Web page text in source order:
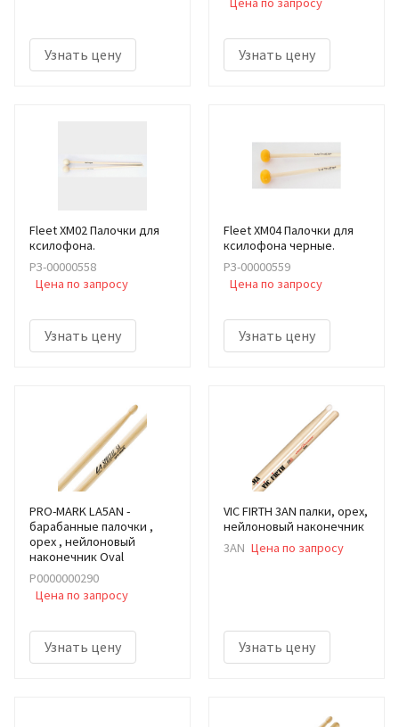
Узнать цену Узнать цену
Fleet XM02 Палочки для
ксилофона.
РЗ-00000558
Цена по запросу
Узнать цену
Fleet XM04 Палочки для
ксилофона черные.
РЗ-00000559
Цена по запросу
Узнать цену
PRO-MARK LA5AN -
барабанные палочки ,
орех , нейлоновый
наконечник Oval
Р0000000290
Цена по запросу
Узнать цену
VIC FIRTH 3AN палки, орех,
нейлоновый наконечник
3AN Цена по запросу
Узнать цену